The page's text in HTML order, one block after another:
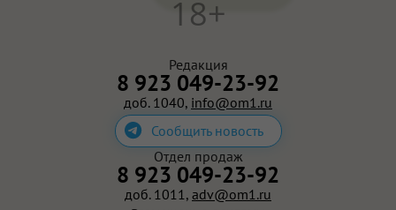
Редакция
8 923 049-23-92
доб. 1040, info@om1.ru
Сообщить новость
18+
Отдел продаж
8 923 049-23-92
доб. 1011, adv@om1.ru